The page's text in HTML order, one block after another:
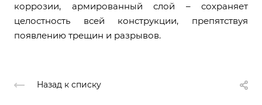
коррозии, армированный слой – сохраняет
целостность всей конструкции, препятствуя
появлению трещин и разрывов.
Назад к списку